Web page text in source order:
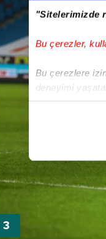
"Sitelerimizde
Bu çerezler,
Bu çerezlere
deneyimi
içerikleri
Her halükârda,
Sizlere daha
çerezler
amacıyla
reklam/